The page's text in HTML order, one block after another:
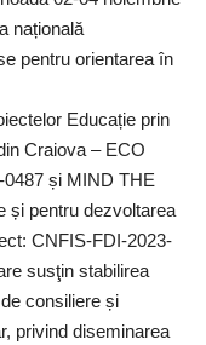
națională
pentru orientarea în
Educație prin
Craiova – ECO
și MIND THE
și pentru dezvoltarea
CNFIS-FDI-2023-
susţin stabilirea
consiliere și
privind diseminarea